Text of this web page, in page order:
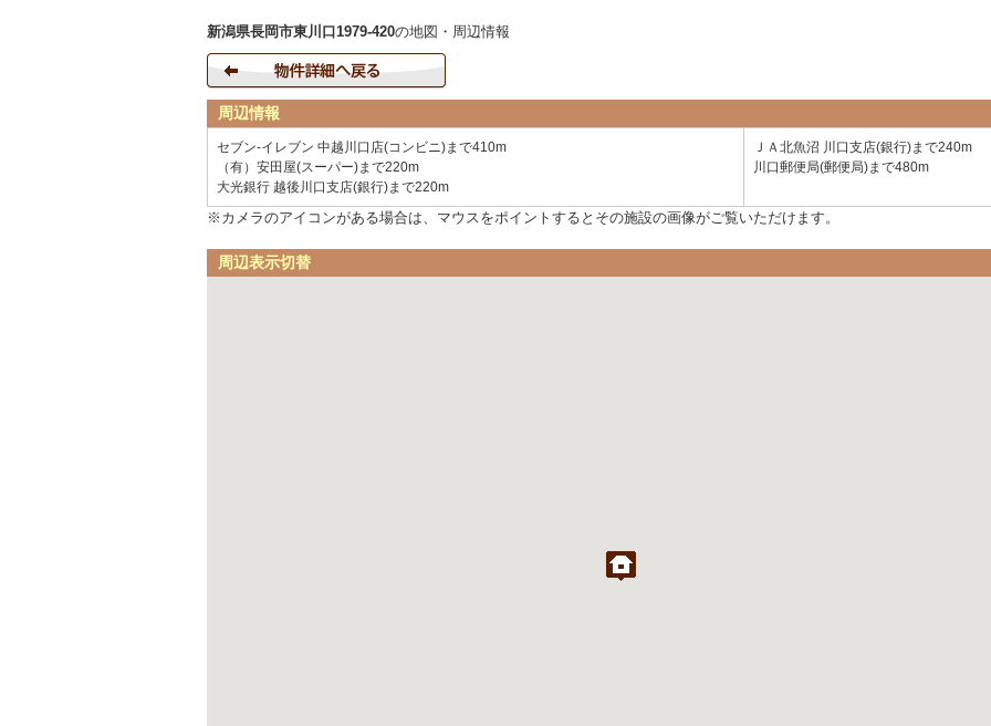
新潟県長岡市東川口1979-420の地図・周辺情報
周辺情報
セブン-イレブン 中越川口店(コンビニ)まで410m
（有）安田屋(スーパー)まで220m
大光銀行 越後川口支店(銀行)まで220m
ＪＡ北魚沼 川口支店(銀行)まで240m
川口郵便局(郵便局)まで480m
※カメラのアイコンがある場合は、マウスをポイントするとその施設の画像がご覧いただけます。
周辺表示切替